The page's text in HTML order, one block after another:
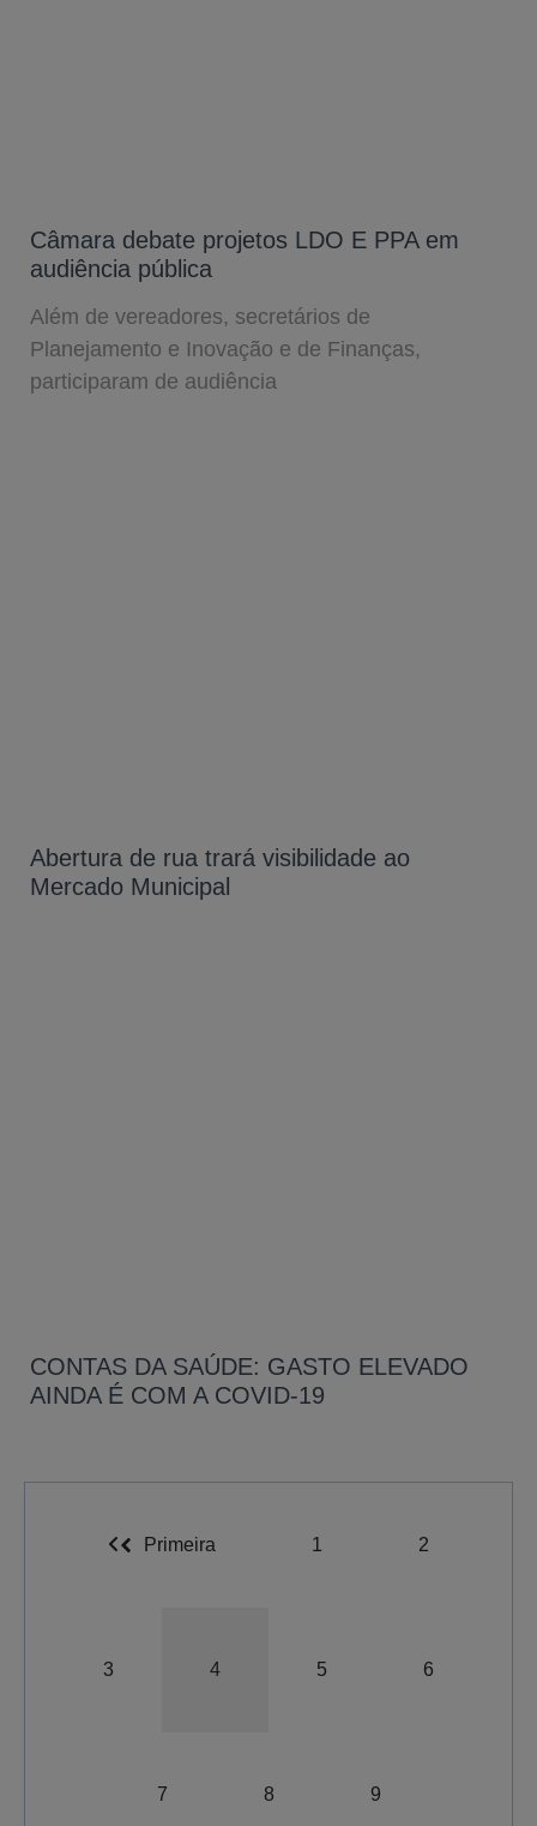
Câmara debate projetos LDO E PPA em
audiência pública
Além de vereadores, secretários de
Planejamento e Inovação e de Finanças,
participaram de audiência
Abertura de rua trará visibilidade ao
Mercado Municipal
CONTAS DA SAÚDE: GASTO ELEVADO
AINDA É COM A COVID-19
Primeira 1 2
3 4 5 6
7 8 9